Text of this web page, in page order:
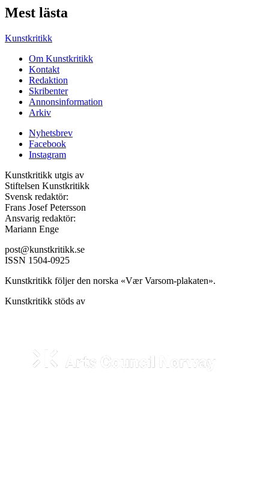
Mest lästa
Kunstkritikk
Om Kunstkritikk
Kontakt
Redaktion
Skribenter
Annonsinformation
Arkiv
Nyhetsbrev
Facebook
Instagram
Kunstkritikk utgis av
Stiftelsen Kunstkritikk
Svensk redaktör:
Frans Josef Petersson
Ansvarig redaktör:
Mariann Enge
post@kunstkritikk.se
ISSN 1504-0925
Kunstkritikk följer den norska «Vær Varsom-plakaten».
Kunstkritikk stöds av